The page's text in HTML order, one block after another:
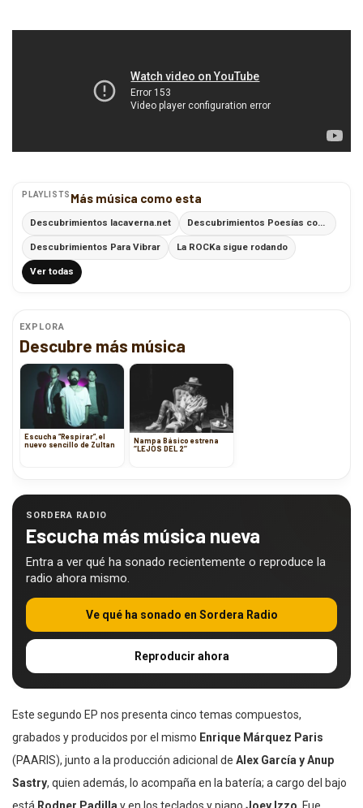
PLAYLISTS Más música como esta
Descubrimientos lacaverna.net Descubrimientos Poesías con Ritmo
Descubrimientos Para Vibrar La ROCKa sigue rodando
Ver todas
EXPLORA
Descubre más música
Escucha “Respirar”, el
nuevo sencillo de Zultan
Nampa Básico estrena
‘’LEJOS DEL 2’’
SORDERA RADIO
Escucha más música nueva
Entra a ver qué ha sonado recientemente o reproduce la
radio ahora mismo.
Ve qué ha sonado en Sordera Radio
Reproducir ahora
Este segundo EP nos presenta cinco temas compuestos,
grabados y producidos por el mismo Enrique Márquez Paris
(PAARIS), junto a la producción adicional de Alex García y Anup
Sastry, quien además, lo acompaña en la batería; a cargo del bajo